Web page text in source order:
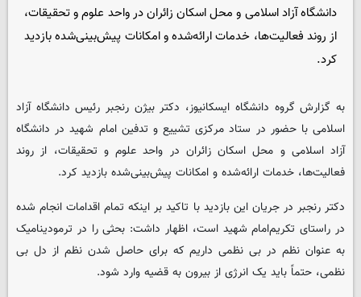
دانشگاه آزاد اسلامی و محل اسکان زائران در واحد علوم و تحقیقات،
از روند فعالیت‌ها، خدمات ارائه‌شده و امکانات پیش‌بینی‌شده بازدید
کرد.
به گزارش گروه دانشگاه ایسکانیوز، دکتر بیژن رنجبر رئیس دانشگاه آزاد
اسلامی با حضور در ستاد مرکزی تشییع و تدفین امام شهید در دانشگاه
آزاد اسلامی و محل اسکان زائران در واحد علوم و تحقیقات، از روند
فعالیت‌ها، خدمات ارائه‌شده و امکانات پیش‌بینی‌شده بازدید کرد.
دکتر رنجبر در جریان این بازدید با تاکید بر اینکه تمام اقدامات انجام شده
در راستای تکریم‌امام شهید است، اظهار داشت: بحثی را در ترمودینامیک
به عنوان نظم در بی نظمی داریم که برای حاصل شدن نظم از دل بی
نظمی، حتماً باید یک انرژی از بیرون به قضیه وارد شود.